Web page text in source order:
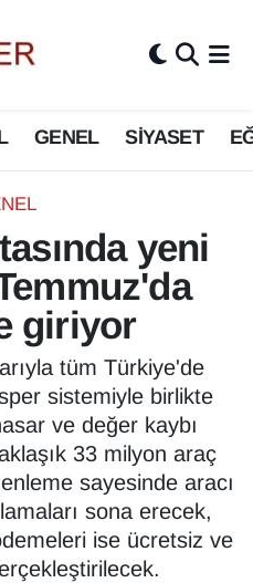
GENEL SİYASET
yeni
giriyor
tüm Türkiye'de
sistemiyle birlikte
ve değer kaybı
33 milyon araç
sayesinde aracı
sona erecek,
ise ücretsiz ve
ve Fikstür